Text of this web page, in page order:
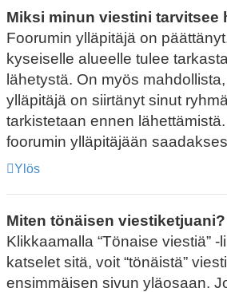
Miksi minun viestini tarvitsee
Foorumin ylläpitäjä on
kyseiselle alueelle tulee
lähetystä. On myös
ylläpitäjä on siirtänyt sinut
tarkistetaan ennen
foorumin ylläpitäjään
Ylös
Miten tönäisen viestiketjuani?
Klikkaamalla “Tönaise viestiä” -
katselet sitä, voit “tönäistä”
ensimmäisen sivun yläosaan.